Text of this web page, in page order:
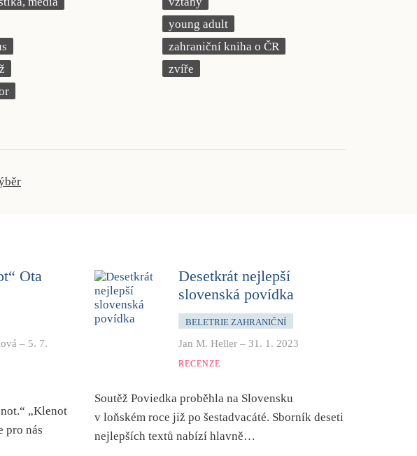
young adult
zahraniční kniha o ČR
zvíře
Ota
– 5. 7.
„Klenot
pro nás
Desetkrát nejlepší
slovenská povídka
BELETRIE ZAHRANIČNÍ
Jan M. Heller –31. 1. 2023
RECENZE
Soutěž Poviedka proběhla na Slovensku
v loňském roce již po šestadvacáté. Sborník deseti
nejlepších textů nabízí hlavně…